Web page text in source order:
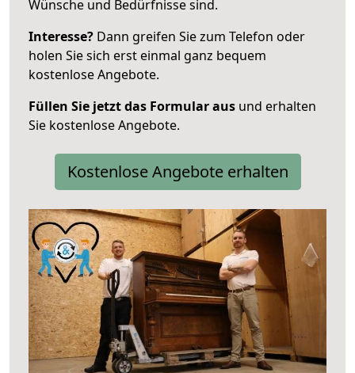
Wünsche und Bedürfnisse sind.
Interesse? Dann greifen Sie zum Telefon oder
holen Sie sich erst einmal ganz bequem
kostenlose Angebote.
Füllen Sie jetzt das Formular aus und erhalten
Sie kostenlose Angebote.
Kostenlose Angebote erhalten